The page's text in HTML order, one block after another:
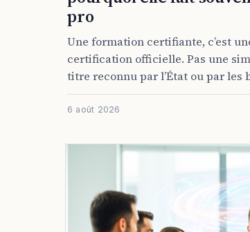
pro
Une formation certifiante, c’est
certification officielle. Pas une
titre reconnu par l’État ou par les
6 août 2026